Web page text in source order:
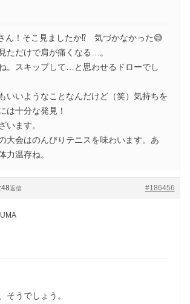
ん！そこ見ましたか⁉ 気づかなかった😅
ただけで肩が痛くなる…。
。スキップして…と思わせるドローでし
いいようなことなんだけど（笑）気持ちを
は十分な発見！
います。
大会はのんびりテニスを味わいます。あ
力温存ね。
#186456
返信
そうでしょう。